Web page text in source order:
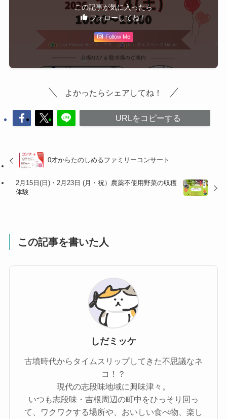
この記事が気に入ったら
フォローしてね！
Follow Me
よかったらシェアしてね！
URLをコピーする
0才からたのしめるファミリーコンサート
2月15日(日)・2月23日 (月・祝）農薬不使用野菜の収穫
体験
この記事を書いた人
しだミッケ
古墳時代からタイムスリップしてきた不思議なネ
コ！？
現代の志段味地域に興味津々。
いつも志段味・吉根周辺の町中をひっそり回っ
て、ワクワクする場所や、おいしい食べ物、楽し